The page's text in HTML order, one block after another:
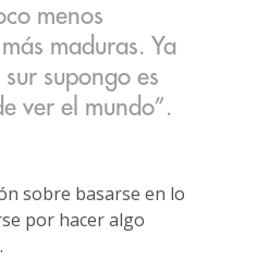
menos
maduras. Ya
supongo es
ver el mundo”.
sobre basarse en lo
por hacer algo